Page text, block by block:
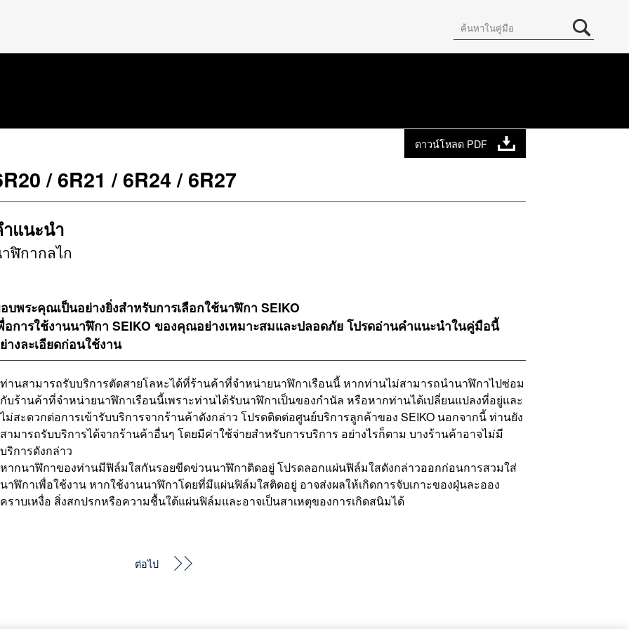
ดาวน์โหลด PDF
/ 6R21 / 6R24 / 6R27
แนะนำ
ฬิกากลไก
บพระคุณเป็นอย่างยิ่งสำหรับการเลือกใช้นาฬิกา SEIKO
อการใช้งานนาฬิกา SEIKO ของคุณอย่างเหมาะสมและปลอดภัย โปรดอ่านคำแนะนำในคู่มือนี้
างละเอียดก่อนใช้งาน
ท่านสามารถรับบริการตัดสายโลหะได้ที่ร้านค้าที่จำหน่ายนาฬิกาเรือนนี้ หากท่านไม่สามารถนำนาฬิกาไปซ่อม
กับร้านค้าที่จำหน่ายนาฬิกาเรือนนี้เพราะท่านได้รับนาฬิกาเป็นของกำนัล หรือหากท่านได้เปลี่ยนแปลงที่อยู่และ
ไม่สะดวกต่อการเข้ารับบริการจากร้านค้าดังกล่าว โปรดติดต่อศูนย์บริการลูกค้าของ SEIKO นอกจากนี้ ท่านยัง
สามารถรับบริการได้จากร้านค้าอื่นๆ โดยมีค่าใช้จ่ายสำหรับการบริการ อย่างไรก็ตาม บางร้านค้าอาจไม่มี
บริการดังกล่าว
หากนาฬิกาของท่านมีฟิล์มใสกันรอยขีดข่วนนาฬิกาติดอยู่ โปรดลอกแผ่นฟิล์มใสดังกล่าวออกก่อนการสวมใส่
นาฬิกาเพื่อใช้งาน หากใช้งานนาฬิกาโดยที่มีแผ่นฟิล์มใสติดอยู่ อาจส่งผลให้เกิดการจับเกาะของฝุ่นละออง
คราบเหงื่อ สิ่งสกปรกหรือความชื้นใต้แผ่นฟิล์มและอาจเป็นสาเหตุของการเกิดสนิมได้
ต่อไป